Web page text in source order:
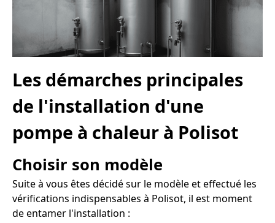
Les démarches principales
de l'installation d'une
pompe à chaleur à Polisot
Choisir son modèle
Suite à vous êtes décidé sur le modèle et effectué les
vérifications indispensables à Polisot, il est moment
de entamer l'installation :